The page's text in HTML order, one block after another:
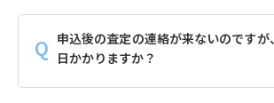
申込後の査定の連絡が来ないのですが
日かかりますか？